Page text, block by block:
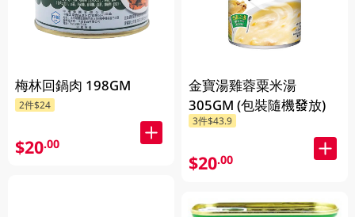
梅林回鍋肉 198GM
2件$24
$20.00
金寶湯雞蓉粟米湯
305GM (包裝隨機發放)
3件$43.9
$20.00